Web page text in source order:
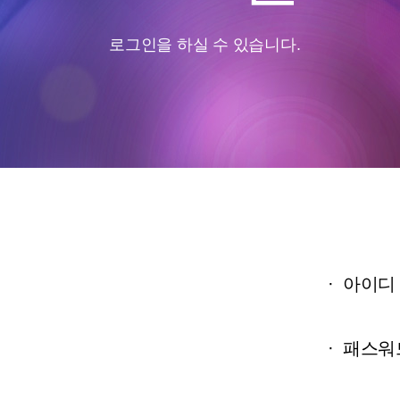
로그인을 하실 수 있습니다.
· 아이디
· 패스워